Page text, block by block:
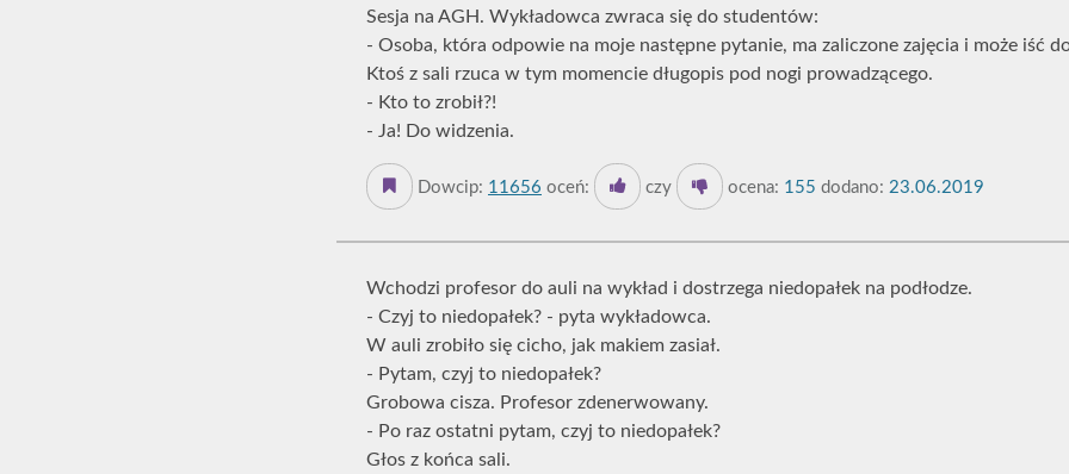
Sesja na AGH. Wykładowca zwraca się do studentów:
- Osoba, która odpowie na moje następne pytanie, ma zaliczone zajęcia i może iść
Ktoś z sali rzuca w tym momencie długopis pod nogi prowadzącego.
- Kto to zrobił?!
- Ja! Do widzenia.
Dowcip: 11656 oceń: czy ocena: 155 dodano: 23.06.2019
Wchodzi profesor do auli na wykład i dostrzega niedopałek na podłodze.
- Czyj to niedopałek? - pyta wykładowca.
W auli zrobiło się cicho, jak makiem zasiał.
- Pytam, czyj to niedopałek?
Grobowa cisza. Profesor zdenerwowany.
- Po raz ostatni pytam, czyj to niedopałek?
Głos z końca sali.